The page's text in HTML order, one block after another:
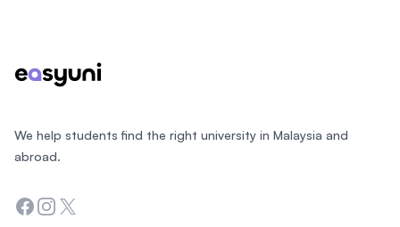
We help students find the right university in Malaysia and
abroad.
Facebook
Instagram
Twitter